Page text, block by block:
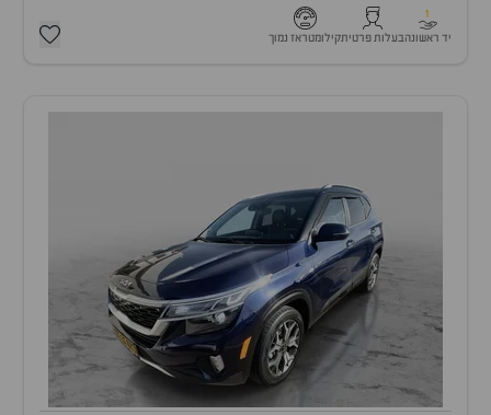
1
יד ראשונהבעלות פרטיתקילומטראז נמוך